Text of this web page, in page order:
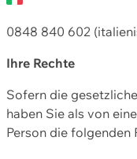
0848 840 602
Ihre Rechte
Sofern die
haben Sie als von
Person die folgenden